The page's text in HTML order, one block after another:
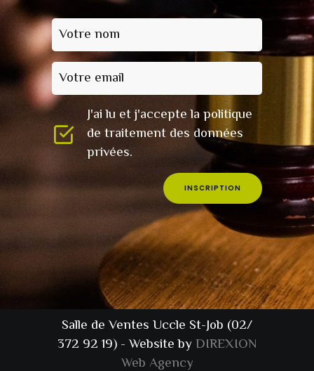
Votre nom
Votre email
J'ai lu et j'accepte la politique
de traitement des données
privées.
INSCRIPTION
Salle de Ventes Uccle St-Job (02/
372 92 19) - Website by DIREXION
Web Agency